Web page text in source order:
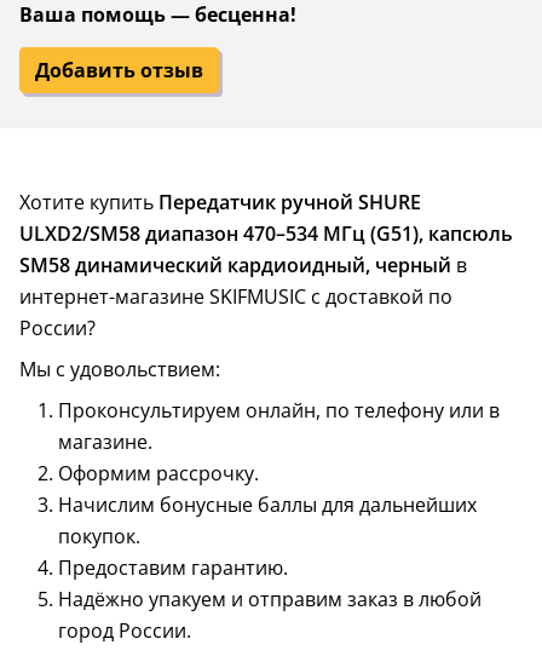
Ваша помощь — бесценна!
Добавить отзыв
Хотите купить Передатчик ручной SHURE
ULXD2/SM58 диапазон 470–534 МГц (G51), капсюль
SM58 динамический кардиоидный, черный в
интернет-магазине SKIFMUSIC с доставкой по
России?
Мы с удовольствием:
Проконсультируем онлайн, по телефону или в
магазине.
Оформим рассрочку.
Начислим бонусные баллы для дальнейших
покупок.
Предоставим гарантию.
Надёжно упакуем и отправим заказ в любой
город России.